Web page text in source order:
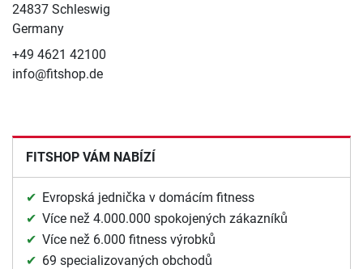
24837 Schleswig
Germany
+49 4621 42100
info@fitshop.de
FITSHOP VÁM NABÍZÍ
Evropská jednička v domácím fitness
Více než 4.000.000 spokojených zákazníků
Více než 6.000 fitness výrobků
69 specializovaných obchodů